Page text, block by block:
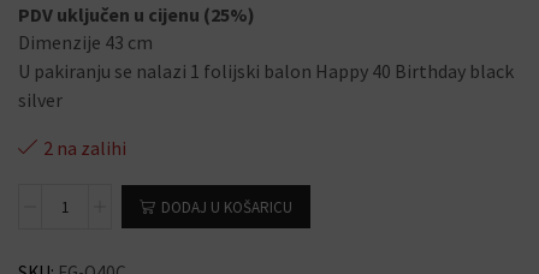
PDV uključen u cijenu (25%)
Dimenzije 43 cm
U pakiranju se nalazi 1 folijski balon Happy 40 Birthday black
silver
2 na zalihi
DODAJ U KOŠARICU